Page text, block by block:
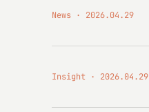
News 2026.04.29
Insight 2026.04.29